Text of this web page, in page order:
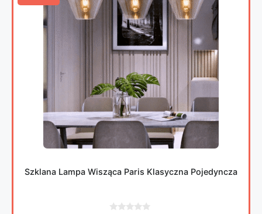
Szklana Lampa Wisząca Paris Klasyczna Pojedyncza